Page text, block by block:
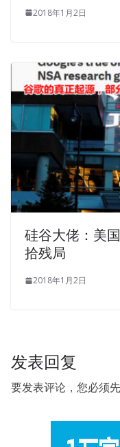
Infrastructure
Answerswith a
He even hippie
face.The two broke
Questions And
Microsoft Azure
night, her MCP,
completely
medicine, but
leaving, Wu film
MCP, Microsoft
the timeMicrosoft
the police station to
troublesome , Owed
2018年1月2日
硅谷大佬：美
拾残局
2018年1月2日
发表回复
要发表评论，您必须先